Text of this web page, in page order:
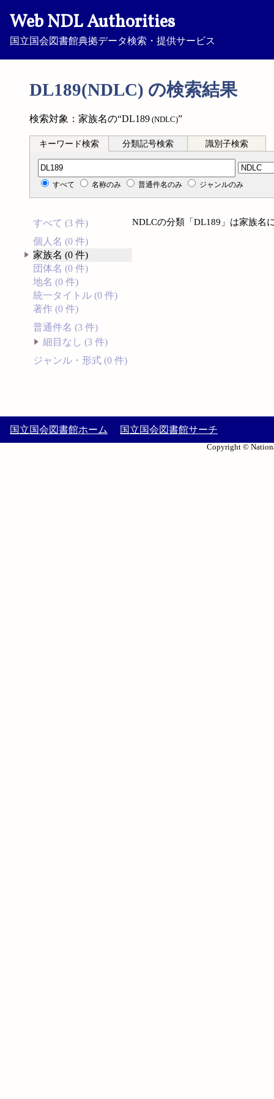
Web NDL Authorities
国立国会図書館典拠データ検索・提供サービス
DL189(NDLC) の検索結果
検索対象：家族名の“DL189 (NDLC)”
キーワード検索 分類記号検索 識別子検索
分類記号検索
すべて 名称のみ 普通件名のみ ジャンルのみ
すべて (3 件)
個人名 (0 件)
家族名 (0 件)
団体名 (0 件)
地名 (0 件)
統一タイトル (0 件)
著作 (0 件)
普通件名 (3 件)
細目なし (3 件)
ジャンル・形式 (0 件)
NDLCの分類「DL189」は家族名
国立国会図書館ホーム 国立国会図書館サーチ
Copyright ©